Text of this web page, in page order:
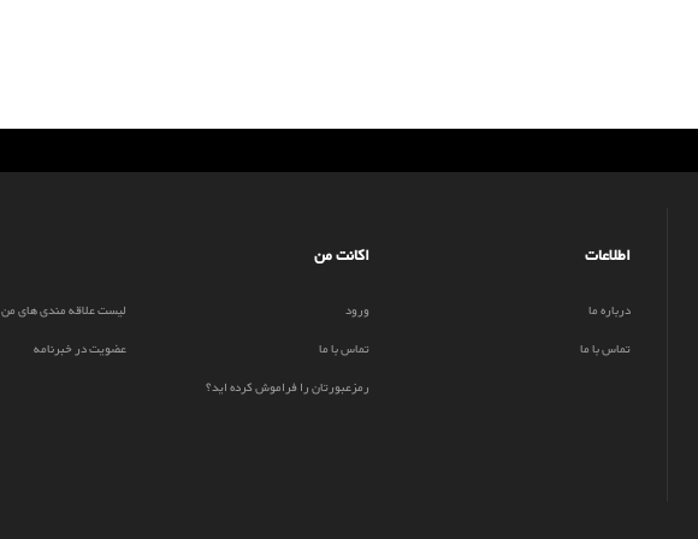
اطلاعات
درباره ما
تماس با ما
اکانت من
ورود
لیست علاقه مندی های من
تماس با ما
عضویت در خبرنامه
رمزعبورتان را فراموش کرده اید؟